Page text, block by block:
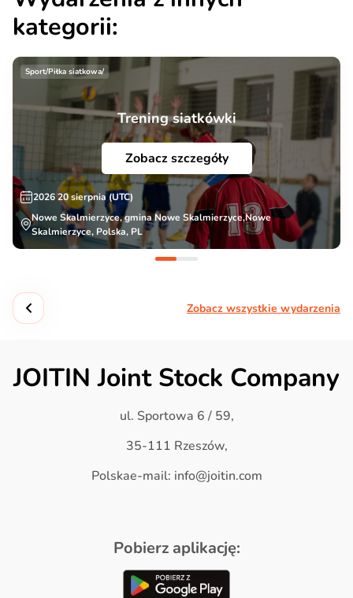
kategorii:
Sport/Piłka siatkowa/
Trening siatkówki
Zobacz szczegóły
2026 20 sierpnia (UTC)
Nowe Skalmierzyce, gmina Nowe Skalmierzyce,Nowe
Skalmierzyce, Polska, PL
Zobacz wszystkie wydarzenia
JOITIN Joint Stock Company
ul. Sportowa 6 / 59,
35-111 Rzeszów,
Polskae-mail: info@joitin.com
Pobierz aplikację: